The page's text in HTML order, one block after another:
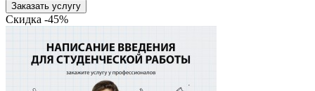
Заказать услугу
Скидка -45%